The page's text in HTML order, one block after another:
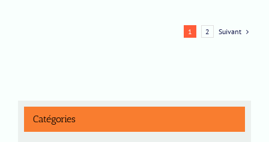
1 2 Suivant
Catégories